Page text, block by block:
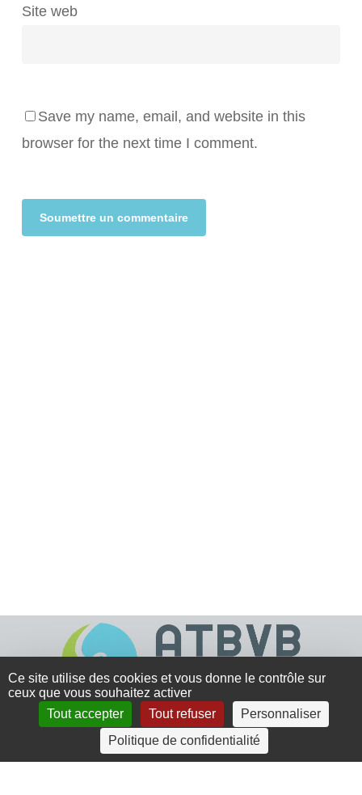
Site web
Save my name, email, and website in this
browser for the next time I comment.
4 rue Crec’h-Ugen
22810 Belle Isle en Terre
Ce site utilise des cookies et vous donne le contrôle sur
ceux que vous souhaitez activer
Tout accepter
Tout refuser
Personnaliser
Politique de confidentialité